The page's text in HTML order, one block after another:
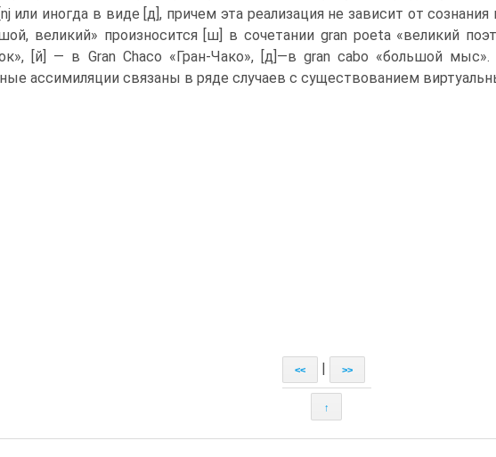
или иногда в виде [д], причем эта реализация не зависит от
великий» произносится [ш] в сочетании gran poeta «вели­кий
[й] — в Gran Chaco «Гран-Чако», [д]—в gran cabo «большой
ассимиляции свя­заны в ряде случаев с существованием
<< >>
↑